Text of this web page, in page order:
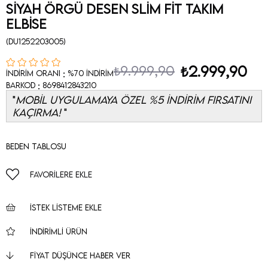
Siyah Örgü Desen Slim Fit Takım
Elbise
(DU1252203005)
İndirim Oranı : %70 İndirim₺9.999,90 ₺2.999,90
Barkod : 8698412843210
MOBİL UYGULAMAYA ÖZEL %5 İNDİRİM FIRSATINI
KAÇIRMA!
Beden Tablosu
FAVORILERE EKLE
İSTEK LISTEME EKLE
İNDIRIMLI ÜRÜN
FIYAT DÜŞÜNCE HABER VER